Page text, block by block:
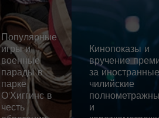
Популярные
игры и
военные
парады в
парке
О'Хиггинс в
честь
Кинопоказы и
вручение
за
чилийские
и